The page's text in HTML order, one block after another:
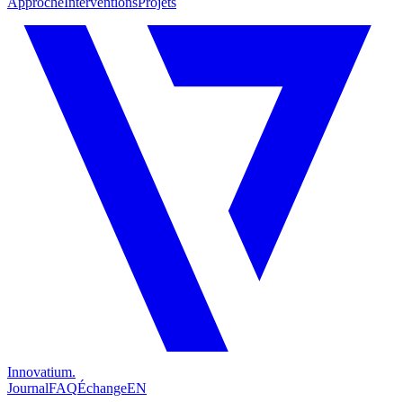
Innovatium.
JournalFAQÉchangeEN